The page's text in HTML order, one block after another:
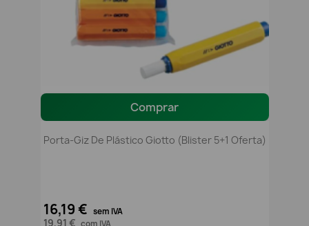
Comprar
Porta-Giz De Plástico Giotto (Blister 5+1 Oferta)
16,19 € sem IVA
19,91 €